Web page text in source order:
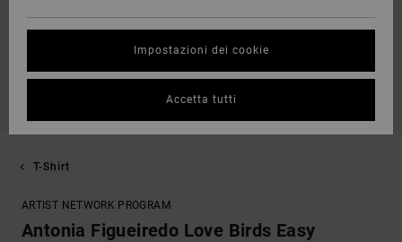
T-Shirt
ARTIST NETWORK PROGRAM
Antonia Figueiredo Love Birds Easy
Impostazioni dei cookie
Accetta tutti